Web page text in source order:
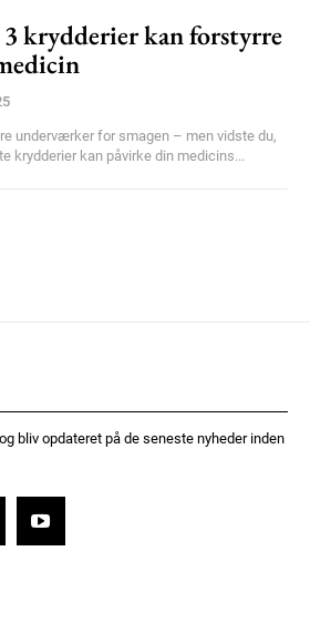
3 krydderier kan forstyrre
underværker for smagen – men vidste du,
krydderier kan påvirke din medicins...
bliv opdateret på de seneste nyheder inden